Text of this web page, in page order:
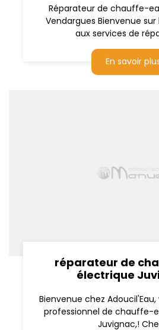
Réparateur de chauffe-
Vendargues Bienvenue
aux services de
En savoir
réparateur de
électrique
Bienvenue chez
professionnel de chauffe-
Juvignac,!